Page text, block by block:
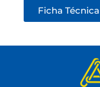
Ficha Técnica